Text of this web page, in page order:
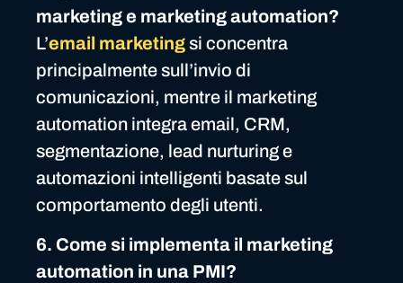
marketing e marketing automation?
L’email marketingsi concentra
principalmente sull’invio di
comunicazioni, mentre il marketing
automation integra email, CRM,
segmentazione, lead nurturing e
automazioni intelligenti basate sul
comportamento degli utenti.
6. Come si implementa il marketing
automation in una PMI?